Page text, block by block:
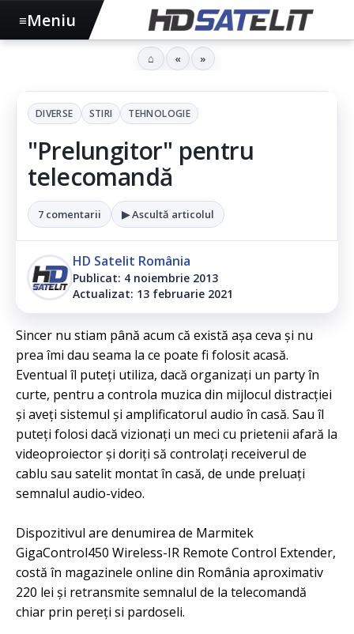
DIVERSE STIRI TEHNOLOGIE
"Prelungitor" pentru
telecomandă
7 comentarii ▶ Ascultă articolul
HD Satelit România
Publicat: 4 noiembrie 2013
Actualizat: 13 februarie 2021
Sincer nu stiam până acum că există așa ceva și nu
prea îmi dau seama la ce poate fi folosit acasă.
Eventual îl puteți utiliza, dacă organizați un party în
curte, pentru a controla muzica din mijlocul distracției
și aveți sistemul și amplificatorul audio în casă. Sau îl
puteți folosi dacă vizionați un meci cu prietenii afară la
videoproiector și doriți să controlați receiverul de
cablu sau satelit montat în casă, de unde preluați
semnalul audio-video.
Dispozitivul are denumirea de Marmitek
GigaControl450 Wireless-IR Remote Control Extender,
costă în magazinele online din România aproximativ
220 lei și retransmite semnalul de la telecomandă
chiar prin pereți si pardoseli.
≡Meniu
⌂ « »